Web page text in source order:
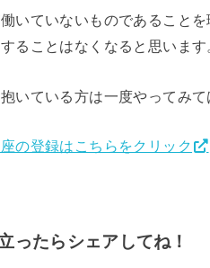
いていないものであることを
ることはなくなると思います
いている方は一度やってみて
の登録はこちらをクリック
ったらシェアしてね！